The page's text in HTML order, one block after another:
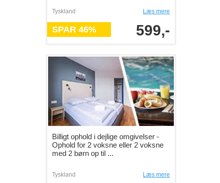
Tyskland Læs mere
SPAR 46% 599,-
Billigt ophold i dejlige omgivelser -
Ophold for 2 voksne eller 2 voksne
med 2 børn op til ...
Tyskland Læs mere